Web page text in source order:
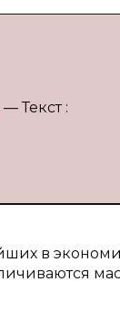
Текст :
в